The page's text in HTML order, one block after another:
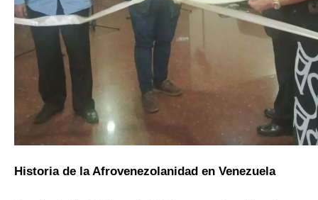
Historia de la Afrovenezolanidad en Venezuela